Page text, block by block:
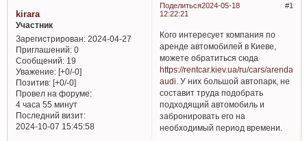
Поделиться 1
2024-05-18
12:22:21
kirara
Участник
Зарегистрирован: 2024-04-27
Приглашений:0
Сообщений:19
Уважение: [+0/-0]
Позитив: [+0/-0]
Провел на форуме:
4 часа 55 минут
Последний визит:
2024-10-07 15:45:58
Кого интересует компания по
аренде автомобилей в Киеве,
можете обратиться сюда
https://rentcar.kiev.ua/ru/cars/arenda-
audi . У них большой автопарк, не
составит труда подобрать
подходящий автомобиль и
забронировать его на
необходимый период времени.